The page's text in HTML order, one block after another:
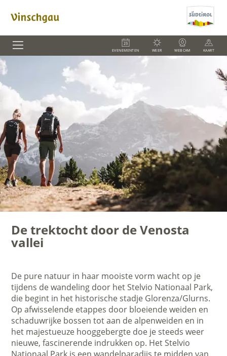
EVENEMENTEN WEER WEBCAM KAART
De trektocht door de Venosta
vallei
De pure natuur in haar mooiste vorm wacht op je
tijdens de wandeling door het Stelvio Nationaal Park,
die begint in het historische stadje Glorenza/Glurns.
Op afwisselende etappes door bloeiende weiden en
schaduwrijke bossen tot aan de alpenweiden en in
het majestueuze hooggebergte doe je steeds weer
nieuwe, fascinerende indrukken op. Het Stelvio